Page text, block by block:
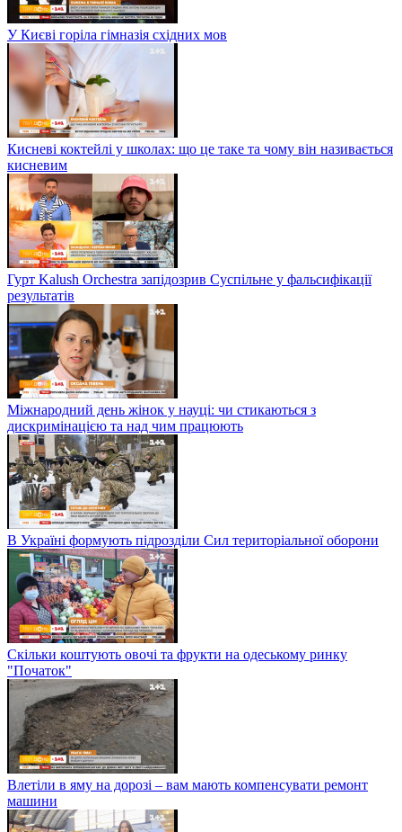
У Києві горіла гімназія східних мов
Кисневі коктейлі у школах: що це таке та чому він називається
кисневим
Гурт Kalush Orchestra запідозрив Суспільне у фальсифікації
результатів
Міжнародний день жінок у науці: чи стикаються з
дискримінацією та над чим працюють
В Україні формують підрозділи Сил територіальної оборони
Скільки коштують овочі та фрукти на одеському ринку
"Початок"
Влетіли в яму на дорозі – вам мають компенсувати ремонт
машини